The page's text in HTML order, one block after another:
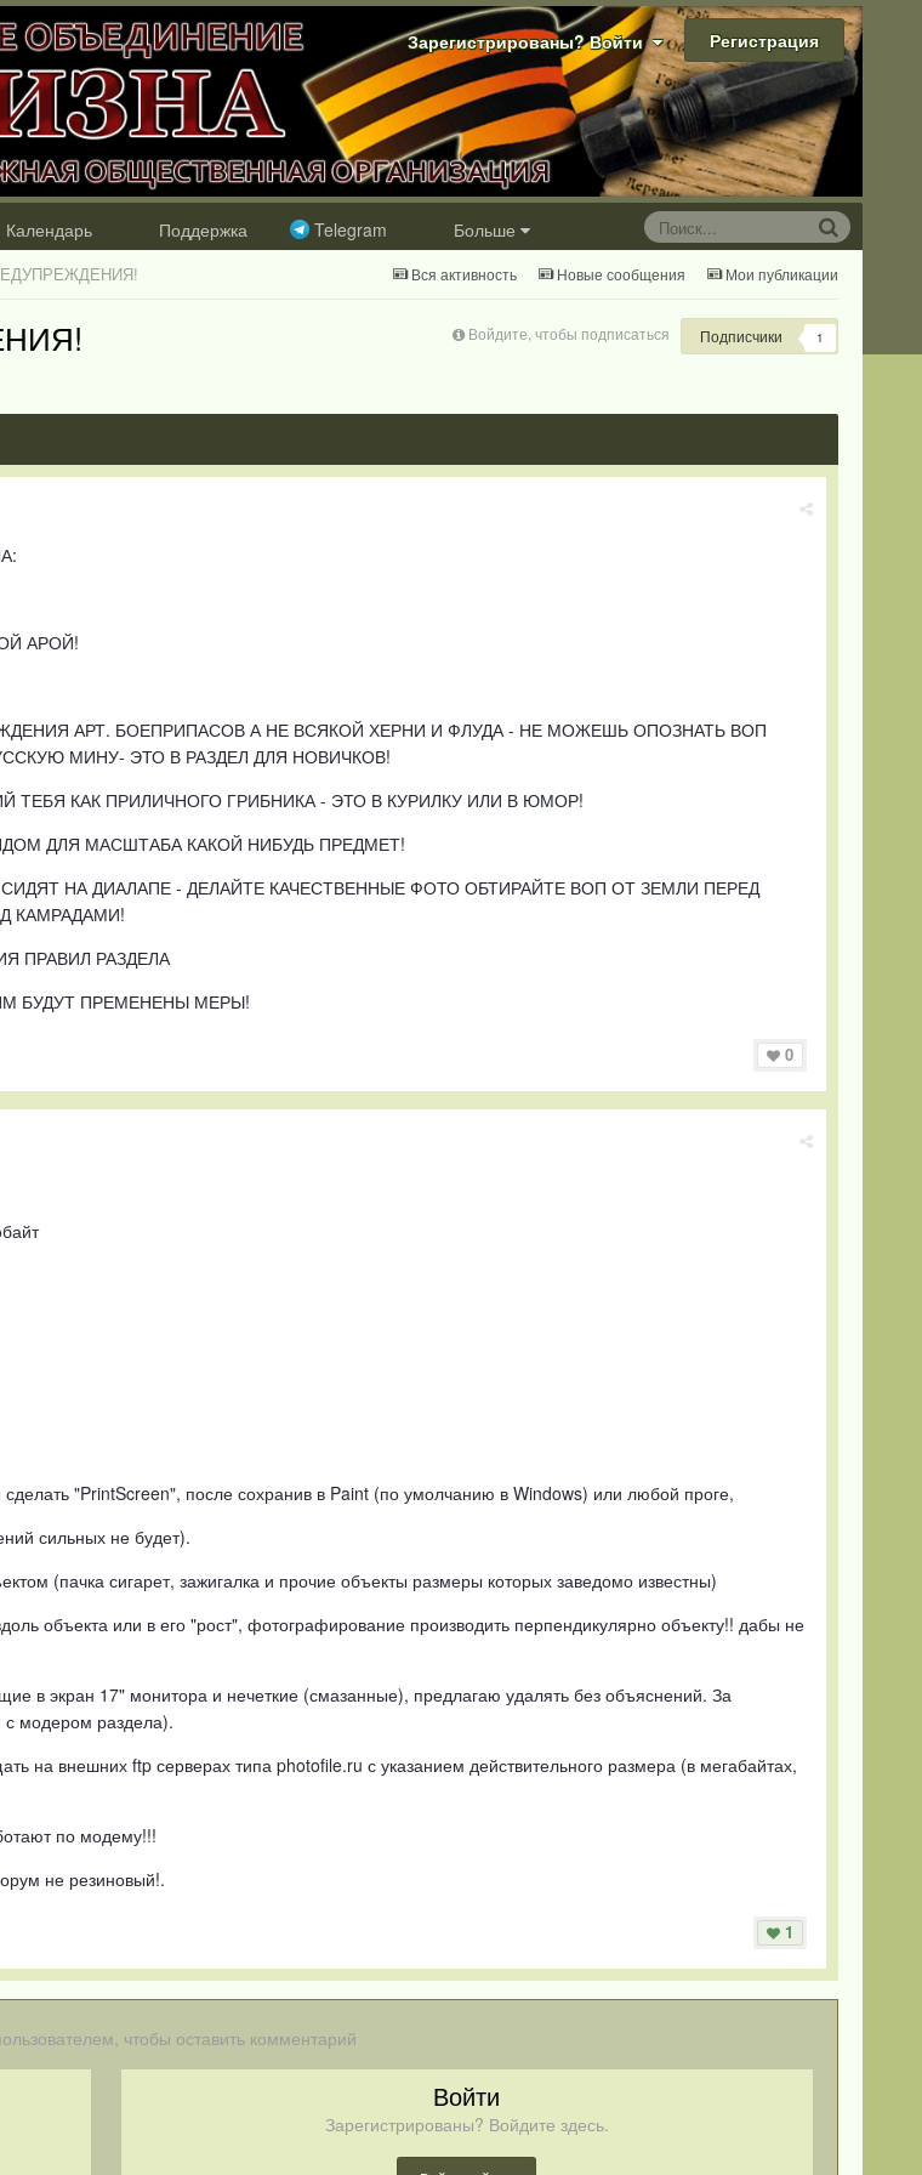
Зарегистрированы? Войти Регистрация
Календарь Поддержка Telegram Больше
Вся активность Новые сообщения Мои публикации
Войдите, чтобы подписаться Подписчики 1
АРОЙ!
АРТ. БОЕПРИПАСОВ А НЕ ВСЯКОЙ ХЕРНИ И ФЛУДА - НЕ МОЖЕШЬ ОПОЗНАТЬ ВОП
МИНУ- ЭТО В РАЗДЕЛ ДЛЯ НОВИЧКОВ!
ТЕБЯ КАК ПРИЛИЧНОГО ГРИБНИКА - ЭТО В КУРИЛКУ ИЛИ В ЮМОР!
ДЛЯ МАСШТАБА КАКОЙ НИБУДЬ ПРЕДМЕТ!
НА ДИАЛАПЕ - ДЕЛАЙТЕ КАЧЕСТВЕННЫЕ ФОТО ОБТИРАЙТЕ ВОП ОТ ЗЕМЛИ ПЕРЕД
КАМРАДАМИ!
ПРАВИЛ РАЗДЕЛА
БУДУТ ПРЕМЕНЕНЫ МЕРЫ!
0
"PrintScreen", после сохранив в Paint (по умолчанию в Windows) или любой проге,
сильных не будет).
(пачка сигарет, зажигалка и прочие объекты размеры которых заведомо известны)
объекта или в его "рост", фотографирование производить перпендикулярно объекту!! дабы не
в экран 17" монитора и нечеткие (смазанные), предлагаю удалять без объяснений. За
с модером раздела).
на внешних ftp серверах типа photofile.ru с указанием действительного размера (в мегабайтах,
по модему!!!
не резиновый!.
1
чтобы оставить комментарий
Войти
Зарегистрированы? Войдите здесь.